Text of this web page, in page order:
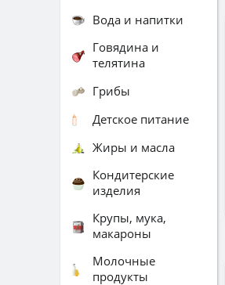
Вода и напитки
Говядина и
телятина
Грибы
Детское питание
Жиры и масла
Кондитерские
изделия
Крупы, мука,
макароны
Молочные
продукты